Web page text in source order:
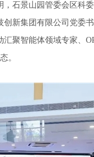
石景山园管委会区科
新集团有限公司党委
聚智能体领域专家、
。